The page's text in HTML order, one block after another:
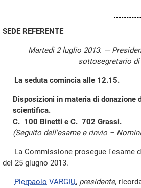
SEDE REFERENTE
Martedì 2 luglio 2013. —
sottosegretario di
La seduta comincia alle 12.15.
Disposizioni in materia di donazione
scientifica.
C. 100 Binetti e C. 702 Grassi.
(Seguito dell'esame e rinvio –
La Commissione prosegue l'esame
del 25 giugno 2013.
Pierpaolo VARGIU, presidente,